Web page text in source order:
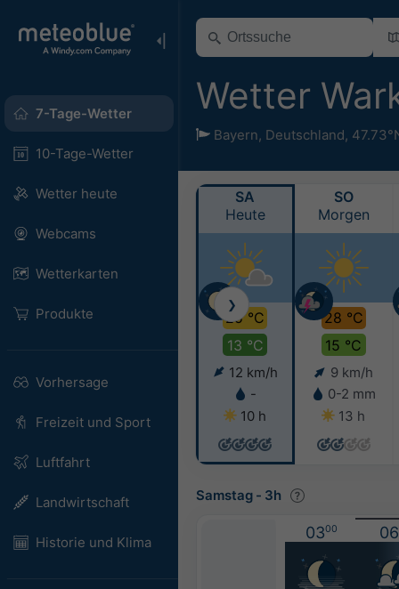
7-Tage-Wetter
10-Tage-Wetter
Wetter heute
Webcams
Wetterkarten
Produkte
Vorhersage
Freizeit und Sport
Luftfahrt
Landwirtschaft
Historie und Klima
Wetter
Bayern, Deutschland,
SA
Heute
25 °C
13 °C
12 km/h
-
10 h
SO
Morgen
28 °C
15 °C
9 km/h
0-2 mm
13 h
❯
Samstag - 3h
0300 06